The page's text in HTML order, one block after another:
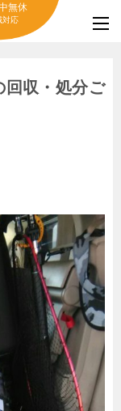
無休
対応
回収・処分ご